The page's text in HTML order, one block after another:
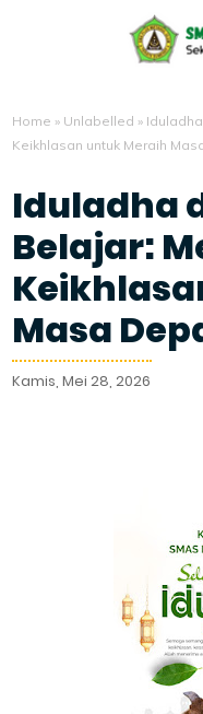
Home » Unlabelled »
Keikhlasan untuk Meraih
Iduladha
Belajar:
Masa
Kamis, Mei 28, 2026